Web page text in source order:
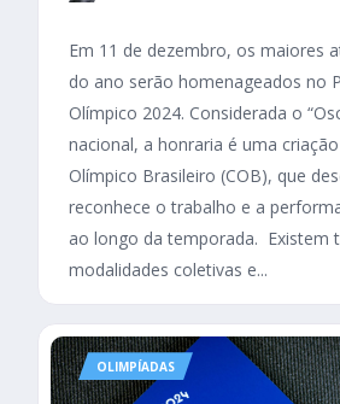
Em 11 de dezembro, os maiores
do ano serão homenageados no
Olímpico 2024. Considerada o
nacional, a honraria é uma
Olímpico Brasileiro (COB), que
reconhece o trabalho e a
ao longo da temporada. Existem
modalidades coletivas e...
OLIMPÍADAS